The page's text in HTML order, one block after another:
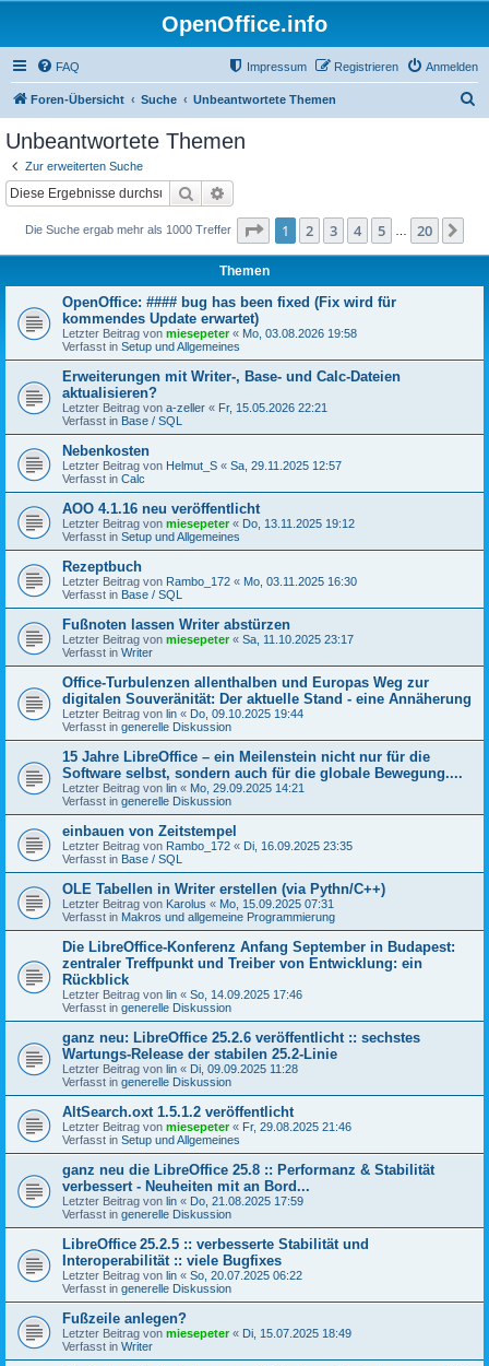
OpenOffice.info
FAQ Anmelden
Registrieren
Impressum
Foren-Übersicht Suche Unbeantwortete Themen
Unbeantwortete Themen
Zur erweiterten Suche
Suche
Die Suche ergab mehr als 1000 Treffer Seite 1von 20
1 2 3 4 5 20
Themen
OpenOffice: #### bug has been fixed (Fix wird für
kommendes Update erwartet)
Letzter Beitrag von miesepeter« Mo, 03.08.2026 19:58
Verfasst in Setup und Allgemeines
Erweiterungen mit Writer-, Base- und Calc-Dateien
aktualisieren?
Letzter Beitrag von a-zeller « Fr, 15.05.2026 22:21
Verfasst in Base / SQL
Nebenkosten
Letzter Beitrag von Helmut_S « Sa, 29.11.2025 12:57
Verfasst in Calc
AOO 4.1.16 neu veröffentlicht
Letzter Beitrag von miesepeter« Do, 13.11.2025 19:12
Verfasst in Setup und Allgemeines
Rezeptbuch
Letzter Beitrag von Rambo_172 « Mo, 03.11.2025 16:30
Verfasst in Base / SQL
Fußnoten lassen Writer abstürzen
Letzter Beitrag von miesepeter« Sa, 11.10.2025 23:17
Verfasst in Writer
Office-Turbulenzen allenthalben und Europas Weg zur
digitalen Souveränität: Der aktuelle Stand - eine Annäherung
Letzter Beitrag von lin « Do, 09.10.2025 19:44
Verfasst in generelle Diskussion
15 Jahre LibreOffice – ein Meilenstein nicht nur für die
Software selbst, sondern auch für die globale Bewegung....
Letzter Beitrag von lin « Mo, 29.09.2025 14:21
Verfasst in generelle Diskussion
einbauen von Zeitstempel
Letzter Beitrag von Rambo_172 « Di, 16.09.2025 23:35
Verfasst in Base / SQL
OLE Tabellen in Writer erstellen (via Pythn/C++)
Letzter Beitrag von Karolus « Mo, 15.09.2025 07:31
Verfasst in Makros und allgemeine Programmierung
Die LibreOffice-Konferenz Anfang September in Budapest:
zentraler Treffpunkt und Treiber von Entwicklung: ein
Rückblick
Letzter Beitrag von lin « So, 14.09.2025 17:46
Verfasst in generelle Diskussion
ganz neu: LibreOffice 25.2.6 veröffentlicht :: sechstes
Wartungs-Release der stabilen 25.2-Linie
Letzter Beitrag von lin « Di, 09.09.2025 11:28
Verfasst in generelle Diskussion
AltSearch.oxt 1.5.1.2 veröffentlicht
Letzter Beitrag von miesepeter« Fr, 29.08.2025 21:46
Verfasst in Setup und Allgemeines
ganz neu die LibreOffice 25.8 :: Performanz & Stabilität
verbessert - Neuheiten mit an Bord...
Letzter Beitrag von lin « Do, 21.08.2025 17:59
Verfasst in generelle Diskussion
LibreOffice 25.2.5 :: verbesserte Stabilität und
Interoperabilität :: viele Bugfixes
Letzter Beitrag von lin « So, 20.07.2025 06:22
Verfasst in generelle Diskussion
Fußzeile anlegen?
Letzter Beitrag von miesepeter« Di, 15.07.2025 18:49
Verfasst in Writer